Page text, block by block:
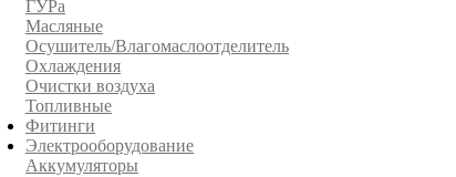
ГУРа
Масляные
Осушитель/Влагомаслоотделитель
Охлаждения
Очистки воздуха
Топливные
Фитинги
Электрооборудование
Аккумуляторы